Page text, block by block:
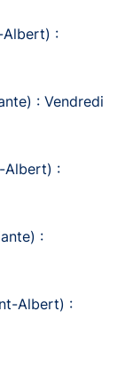
Albert) :
: Vendredi
Albert) :
:
Albert) :